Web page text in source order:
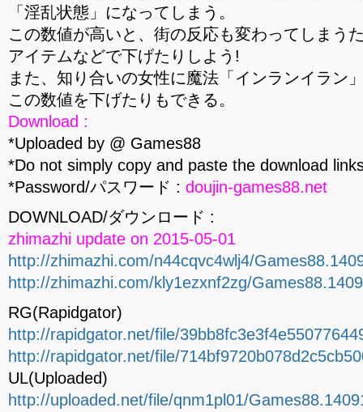
「淫乱状態」になってしまう。
この数値が高いと、街の反応も変わってしまう
アイテムなどで下げたりしよう!
また、知り合いの女性に魔法「インランイラン
この数値を下げたりもできる。
Download :
*Uploaded by @ Games88
*Do not simply copy and paste the download
*Password/パスワード : doujin-games88.net
DOWNLOAD/ダウンロード :
zhimazhi update on 2015-05-01
http://zhimazhi.com/n44cqvc4wlj4/
http://zhimazhi.com/kly1ezxnf2zg/
RG(Rapidgator)
http://rapidgator.net/file/
http://rapidgator.net/file/
UL(Uploaded)
http://uploaded.net/file/qnm1pl01/